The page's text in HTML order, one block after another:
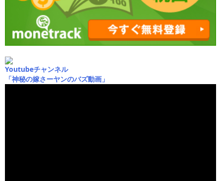
Youtubeチャンネル
「神秘の嫁さーヤンのバズ動画」